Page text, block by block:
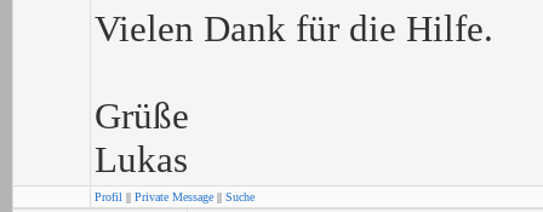
Vielen Dank für die Hilfe.
Grüße
Lukas
Profil || Private Message || Suche